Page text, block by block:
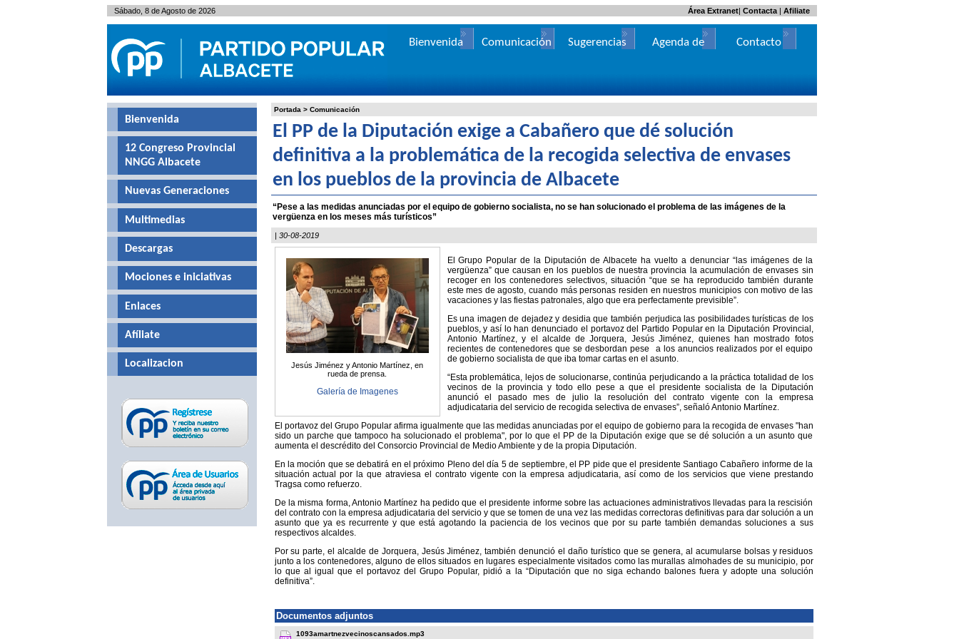
Portada > Comunicación
El PP de la Diputación exige a Cabañero que dé solución
definitiva a la problemática de la recogida selectiva de envases
en los pueblos de la provincia de Albacete
“Pese a las medidas anunciadas por el equipo de gobierno socialista, no se han solucionado el problema de las imágenes de la
vergüenza en los meses más turísticos”
| 30-08-2019
Jesús Jiménez y Antonio Martínez, en
rueda de prensa.
Galería de Imagenes
El Grupo Popular de la Diputación de Albacete ha vuelto a denunciar “las imágenes de la
vergüenza” que causan en los pueblos de nuestra provincia la acumulación de envases sin
recoger en los contenedores selectivos, situación “que se ha reproducido también durante
este mes de agosto, cuando más personas residen en nuestros municipios con motivo de las
vacaciones y las fiestas patronales, algo que era perfectamente previsible”.
Es una imagen de dejadez y desidia que también perjudica las posibilidades turísticas de los
pueblos, y así lo han denunciado el portavoz del Partido Popular en la Diputación Provincial,
Antonio Martínez, y el alcalde de Jorquera, Jesús Jiménez, quienes han mostrado fotos
recientes de contenedores que se desbordan pese a los anuncios realizados por el equipo
de gobierno socialista de que iba tomar cartas en el asunto.
“Esta problemática, lejos de solucionarse, continúa perjudicando a la práctica totalidad de los
vecinos de la provincia y todo ello pese a que el presidente socialista de la Diputación
anunció el pasado mes de julio la resolución del contrato vigente con la empresa
adjudicataria del servicio de recogida selectiva de envases”, señaló Antonio Martínez.
El portavoz del Grupo Popular afirma igualmente que las medidas anunciadas por el equipo de gobierno para la recogida de envases "han
sido un parche que tampoco ha solucionado el problema", por lo que el PP de la Diputación exige que se dé solución a un asunto que
aumenta el descrédito del Consorcio Provincial de Medio Ambiente y de la propia Diputación.
En la moción que se debatirá en el próximo Pleno del día 5 de septiembre, el PP pide que el presidente Santiago Cabañero informe de la
situación actual por la que atraviesa el contrato vigente con la empresa adjudicataria, así como de los servicios que viene prestando
Tragsa como refuerzo.
De la misma forma, Antonio Martínez ha pedido que el presidente informe sobre las actuaciones administrativos llevadas para la rescisión
del contrato con la empresa adjudicataria del servicio y que se tomen de una vez las medidas correctoras definitivas para dar solución a un
asunto que ya es recurrente y que está agotando la paciencia de los vecinos que por su parte también demandas soluciones a sus
respectivos alcaldes.
Por su parte, el alcalde de Jorquera, Jesús Jiménez, también denunció el daño turístico que se genera, al acumularse bolsas y residuos
junto a los contenedores, alguno de ellos situados en lugares especialmente visitados como las murallas almohades de su municipio, por
lo que al igual que el portavoz del Grupo Popular, pidió a la “Diputación que no siga echando balones fuera y adopte una solución
definitiva”.
Documentos adjuntos
1093amartnezvecinoscansados.mp3
Bienvenida
12 Congreso Provincial
NNGG Albacete
Nuevas Generaciones
Multimedias
Descargas
Mociones e iniciativas
Enlaces
Afíliate
Localizacion
Sábado, 8 de Agosto de 2026 | Contacta| Afiliate
Área Extranet
Bienvenida Comunicación Sugerencias
Agenda de
Contacto